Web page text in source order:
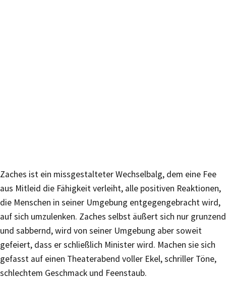
Zaches ist ein missgestalteter Wechselbalg, dem eine Fee
aus Mitleid die Fähigkeit verleiht, alle positiven Reaktionen,
die Menschen in seiner Umgebung entgegengebracht wird,
auf sich umzulenken. Zaches selbst äußert sich nur grunzend
und sabbernd, wird von seiner Umgebung aber soweit
gefeiert, dass er schließlich Minister wird. Machen sie sich
gefasst auf einen Theaterabend voller Ekel, schriller Töne,
schlechtem Geschmack und Feenstaub.